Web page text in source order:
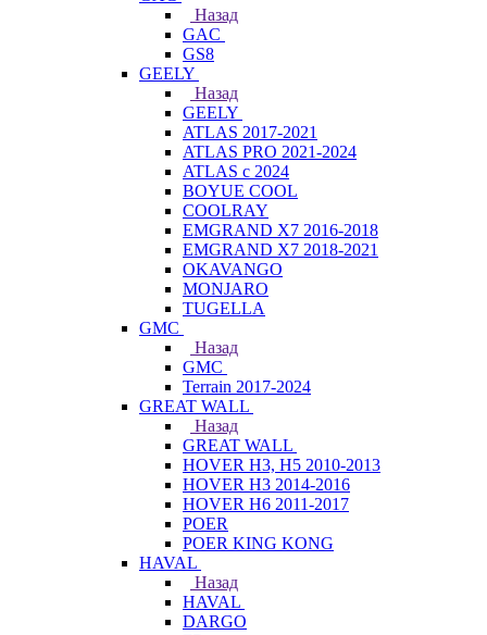
Назад
GAC
GS8
GEELY
Назад
GEELY
ATLAS 2017-2021
ATLAS PRO 2021-2024
ATLAS с 2024
BOYUE COOL
COOLRAY
EMGRAND X7 2016-2018
EMGRAND X7 2018-2021
OKAVANGO
MONJARO
TUGELLA
GMC
Назад
GMC
Terrain 2017-2024
GREAT WALL
Назад
GREAT WALL
HOVER H3, H5 2010-2013
HOVER H3 2014-2016
HOVER H6 2011-2017
POER
POER KING KONG
HAVAL
Назад
HAVAL
DARGO